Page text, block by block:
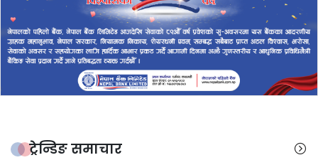
ट्रेन्डिङ समाचार